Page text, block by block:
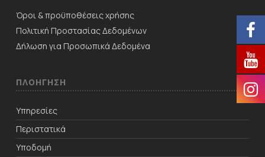
Όροι & προϋποθέσεις χρήσης
Πολιτική Προστασίας Δεδομένων
Δήλωση για Προσωπικά Δεδομένα
ΠΛΟΗΓΗΣΗ
Υπηρεσίες
Περιστατικά
Υποδομή